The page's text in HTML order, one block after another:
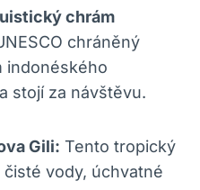
chrám
chráněný
indonéského
stojí za návštěvu.
Gili: Tento tropický
vody, úchvatné